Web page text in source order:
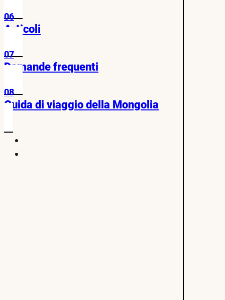
06
Articoli
07
Domande frequenti
08
Guida di viaggio della Mongolia